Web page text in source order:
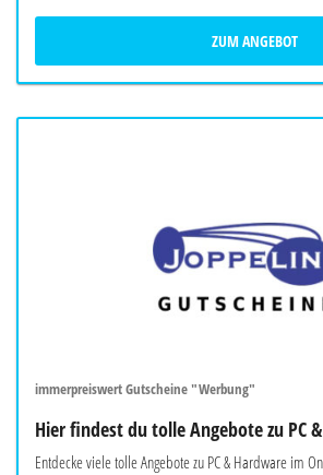
ZUM ANGEBOT
immerpreiswert Gutscheine "Werbung"
Hier findest du tolle Angebote zu PC
Entdecke viele tolle Angebote zu PC & Hardware im